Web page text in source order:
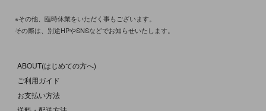
※その他、臨時休業をいただく事もございます。
その際は、別途HPやSNSなどでお知らせいたします。
ABOUT(はじめての方へ)
ご利用ガイド
お支払い方法